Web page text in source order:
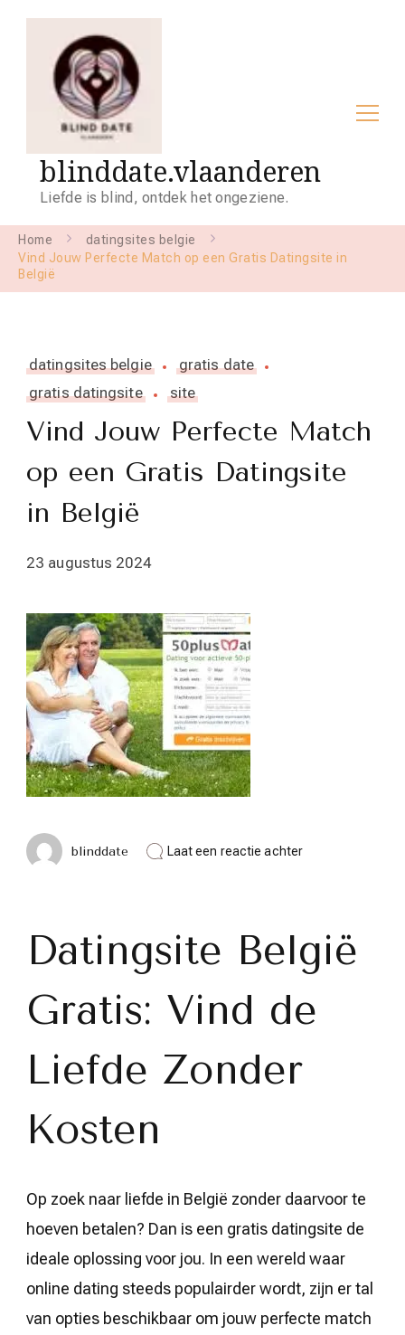
blinddate.vlaanderen
Liefde is blind, ontdek het ongeziene.
Home
datingsites belgie
Vind Jouw Perfecte Match op een Gratis Datingsite in
België
datingsites belgie
gratis date
gratis datingsite
site
Vind Jouw Perfecte Match
op een Gratis Datingsite
in België
23 augustus 2024
blinddate Laat een reactie achterop
een
Gratis
België
Datingsite België
Gratis: Vind de
Liefde Zonder
Kosten
Op zoek naar liefde in België zonder daarvoor te
hoeven betalen? Dan is een gratis datingsite de
ideale oplossing voor jou. In een wereld waar
online dating steeds populairder wordt, zijn er tal
van opties beschikbaar om jouw perfecte match